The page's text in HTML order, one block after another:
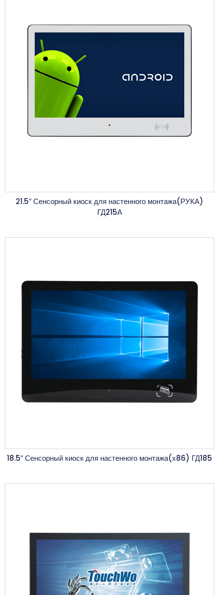
21.5″ Сенсорный киоск для настенного монтажа(РУКА)
ГД215А
18.5″ Сенсорный киоск для настенного монтажа(х86) ГД185